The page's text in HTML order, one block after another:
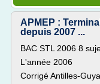
APMEP :
depuis 2007 ...
BAC STL 2006 8
L'année 2006
Corrigé Antilles-